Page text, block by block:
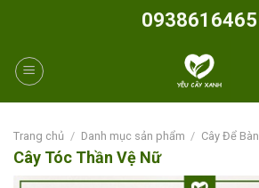
content
0938616465
Trang chủ / Danh mục sản phẩm / Cây Để Bàn
Cây Tóc Thần Vệ Nữ